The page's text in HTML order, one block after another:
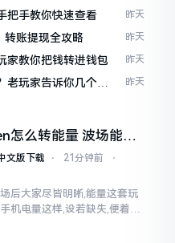
把手教你快速查看 昨天
账提现全攻略 昨天
家教你把钱转进钱包 昨天
玩家告诉你几个实
昨天
怎么转能量 波场能量
文版下载 ⋅ 21分钟前
⋅
后大家尽皆明晰,能量这套玩
机电量这样,设若缺失,便着实